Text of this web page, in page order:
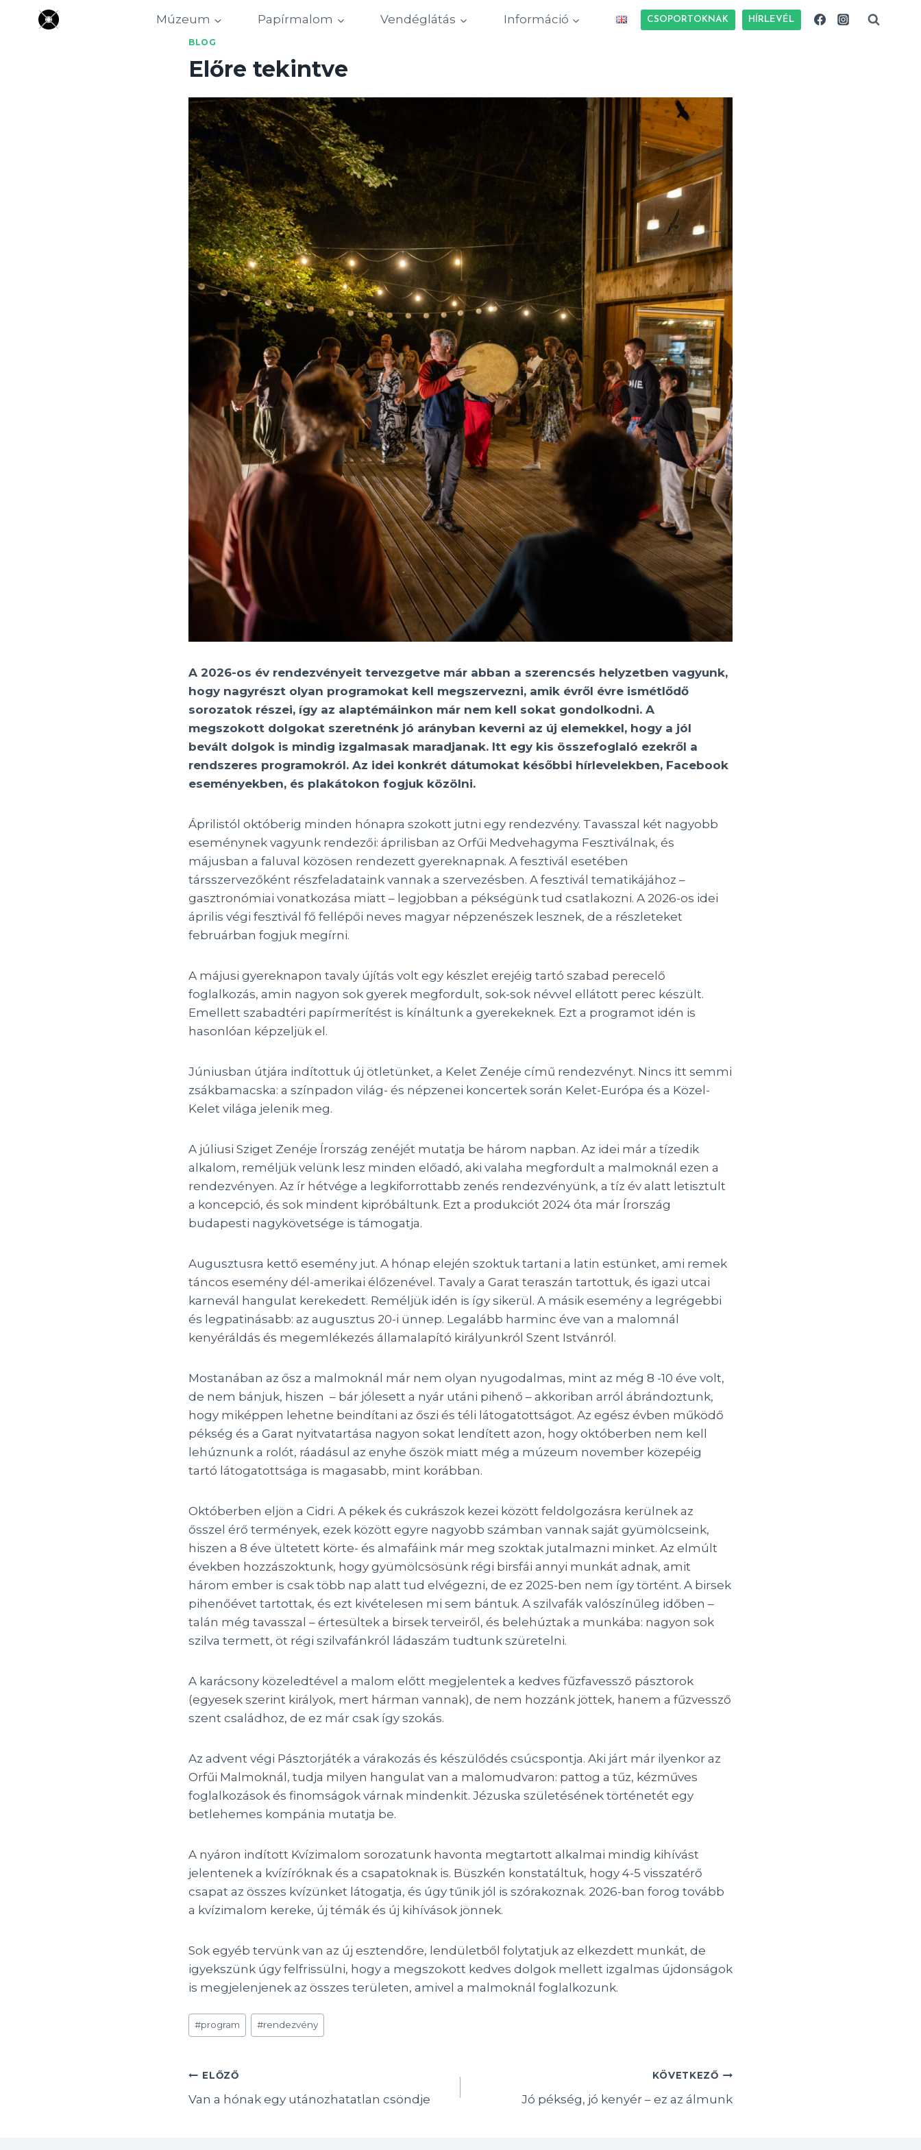
Múzeum Papírmalom Vendéglátás Információ CSOPORTOKNAK HÍRLEVÉL
BLOG
Előre tekintve
A 2026-os év rendezvényeit tervezgetve már abban a szerencsés helyzetben vagyunk,
hogy nagyrészt olyan programokat kell megszervezni, amik évről évre ismétlődő
sorozatok részei, így az alaptémáinkon már nem kell sokat gondolkodni. A
megszokott dolgokat szeretnénk jó arányban keverni az új elemekkel, hogy a jól
bevált dolgok is mindig izgalmasak maradjanak. Itt egy kis összefoglaló ezekről a
rendszeres programokról. Az idei konkrét dátumokat későbbi hírlevelekben, Facebook
eseményekben, és plakátokon fogjuk közölni.
Áprilistól októberig minden hónapra szokott jutni egy rendezvény. Tavasszal két nagyobb
eseménynek vagyunk rendezői: áprilisban az Orfűi Medvehagyma Fesztiválnak, és
májusban a faluval közösen rendezett gyereknapnak. A fesztivál esetében
társszervezőként részfeladataink vannak a szervezésben. A fesztivál tematikájához –
gasztronómiai vonatkozása miatt – legjobban a pékségünk tud csatlakozni. A 2026-os idei
április végi fesztivál fő fellépői neves magyar népzenészek lesznek, de a részleteket
februárban fogjuk megírni.
A májusi gyereknapon tavaly újítás volt egy készlet erejéig tartó szabad perecelő
foglalkozás, amin nagyon sok gyerek megfordult, sok-sok névvel ellátott perec készült.
Emellett szabadtéri papírmerítést is kínáltunk a gyerekeknek. Ezt a programot idén is
hasonlóan képzeljük el.
Júniusban útjára indítottuk új ötletünket, a Kelet Zenéje című rendezvényt. Nincs itt semmi
zsákbamacska: a színpadon világ- és népzenei koncertek során Kelet-Európa és a Közel-
Kelet világa jelenik meg.
A júliusi Sziget Zenéje Írország zenéjét mutatja be három napban. Az idei már a tízedik
alkalom, reméljük velünk lesz minden előadó, aki valaha megfordult a malmoknál ezen a
rendezvényen. Az ír hétvége a legkiforrottabb zenés rendezvényünk, a tíz év alatt letisztult
a koncepció, és sok mindent kipróbáltunk. Ezt a produkciót 2024 óta már Írország
budapesti nagykövetsége is támogatja.
Augusztusra kettő esemény jut. A hónap elején szoktuk tartani a latin estünket, ami remek
táncos esemény dél-amerikai élőzenével. Tavaly a Garat teraszán tartottuk, és igazi utcai
karnevál hangulat kerekedett. Reméljük idén is így sikerül. A másik esemény a legrégebbi
és legpatinásabb: az augusztus 20-i ünnep. Legalább harminc éve van a malomnál
kenyéráldás és megemlékezés államalapító királyunkról Szent Istvánról.
Mostanában az ősz a malmoknál már nem olyan nyugodalmas, mint az még 8 -10 éve volt,
de nem bánjuk, hiszen – bár jólesett a nyár utáni pihenő – akkoriban arról ábrándoztunk,
hogy miképpen lehetne beindítani az őszi és téli látogatottságot. Az egész évben működő
pékség és a Garat nyitvatartása nagyon sokat lendített azon, hogy októberben nem kell
lehúznunk a rolót, ráadásul az enyhe őszök miatt még a múzeum november közepéig
tartó látogatottsága is magasabb, mint korábban.
Októberben eljön a Cidri. A pékek és cukrászok kezei között feldolgozásra kerülnek az
ősszel érő termények, ezek között egyre nagyobb számban vannak saját gyümölcseink,
hiszen a 8 éve ültetett körte- és almafáink már meg szoktak jutalmazni minket. Az elmúlt
években hozzászoktunk, hogy gyümölcsösünk régi birsfái annyi munkát adnak, amit
három ember is csak több nap alatt tud elvégezni, de ez 2025-ben nem így történt. A birsek
pihenőévet tartottak, és ezt kivételesen mi sem bántuk. A szilvafák valószínűleg időben –
talán még tavasszal – értesültek a birsek terveiről, és belehúztak a munkába: nagyon sok
szilva termett, öt régi szilvafánkról ládaszám tudtunk szüretelni.
A karácsony közeledtével a malom előtt megjelentek a kedves fűzfavessző pásztorok
(egyesek szerint királyok, mert hárman vannak), de nem hozzánk jöttek, hanem a fűzvessző
szent családhoz, de ez már csak így szokás.
Az advent végi Pásztorjáték a várakozás és készülődés csúcspontja. Aki járt már ilyenkor az
Orfűi Malmoknál, tudja milyen hangulat van a malomudvaron: pattog a tűz, kézműves
foglalkozások és finomságok várnak mindenkit. Jézuska születésének történetét egy
betlehemes kompánia mutatja be.
A nyáron indított Kvízimalom sorozatunk havonta megtartott alkalmai mindig kihívást
jelentenek a kvízíróknak és a csapatoknak is. Büszkén konstatáltuk, hogy 4-5 visszatérő
csapat az összes kvízünket látogatja, és úgy tűnik jól is szórakoznak. 2026-ban forog tovább
a kvízimalom kereke, új témák és új kihívások jönnek.
Sok egyéb tervünk van az új esztendőre, lendületből folytatjuk az elkezdett munkát, de
igyekszünk úgy felfrissülni, hogy a megszokott kedves dolgok mellett izgalmas újdonságok
is megjelenjenek az összes területen, amivel a malmoknál foglalkozunk.
Post
Tags:
#program #rendezvény
Bejegyzés
navigáció
ELŐZŐ
Van a hónak egy utánozhatatlan csöndje
KÖVETKEZŐ
Jó pékség, jó kenyér – ez az álmunk